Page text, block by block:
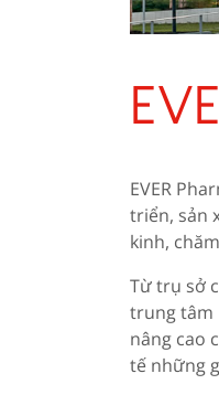
EVER
triển, sản
kinh,
Từ trụ sở
trung tâm
nâng cao
tế những